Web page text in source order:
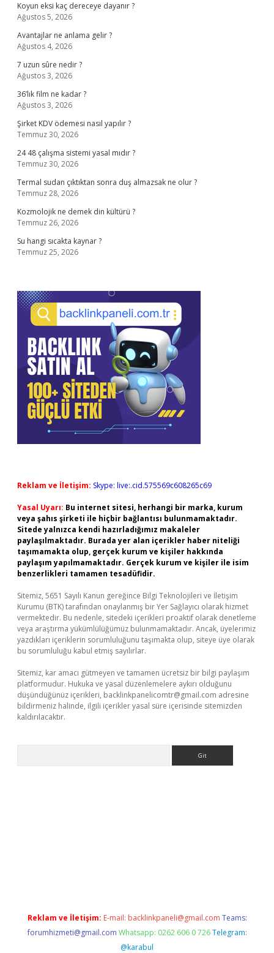
Koyun eksi kaç dereceye dayanır ?
Ağustos 5, 2026
Avantajlar ne anlama gelir ?
Ağustos 4, 2026
7 uzun sûre nedir ?
Ağustos 3, 2026
36’lık film ne kadar ?
Ağustos 3, 2026
Şirket KDV ödemesi nasıl yapılır ?
Temmuz 30, 2026
24 48 çalışma sistemi yasal mıdır ?
Temmuz 30, 2026
Termal sudan çıktıktan sonra duş almazsak ne olur ?
Temmuz 28, 2026
Kozmolojik ne demek din kültürü ?
Temmuz 26, 2026
Su hangi sıcakta kaynar ?
Temmuz 25, 2026
Reklam ve İletişim: Skype: live:.cid.575569c608265c69
Yasal Uyarı: Bu internet sitesi, herhangi bir marka, kurum
veya şahıs şirketi ile hiçbir bağlantısı bulunmamaktadır.
Sitede yalnızca kendi hazırladığımız makaleler
paylaşılmaktadır. Burada yer alan içerikler haber niteliği
taşımamakta olup, gerçek kurum ve kişiler hakkında
paylaşım yapılmamaktadır. Gerçek kurum ve kişiler ile isim
benzerlikleri tamamen tesadüfidir.
Sitemiz, 5651 Sayılı Kanun gereğince Bilgi Teknolojileri ve İletişim
Kurumu (BTK) tarafından onaylanmış bir Yer Sağlayıcı olarak hizmet
vermektedir. Bu nedenle, sitedeki içerikleri proaktif olarak denetleme
veya araştırma yükümlülüğümüz bulunmamaktadır. Ancak, üyelerimiz
yazdıkları içeriklerin sorumluluğunu taşımakta olup, siteye üye olarak
bu sorumluluğu kabul etmiş sayılırlar.
Sitemiz, kar amacı gütmeyen ve tamamen ücretsiz bir bilgi paylaşım
platformudur. Hukuka ve yasal düzenlemelere aykırı olduğunu
düşündüğünüz içerikleri, backlinkpanelicomtr@gmail.com adresine
bildirmeniz halinde, ilgili içerikler yasal süre içerisinde sitemizden
kaldırılacaktır.
Reklam ve İletişim: E-mail: backlinkpaneli@gmail.com Teams:
forumhizmeti@gmail.com Whatsapp: 0262 606 0 726 Telegram:
@karabul